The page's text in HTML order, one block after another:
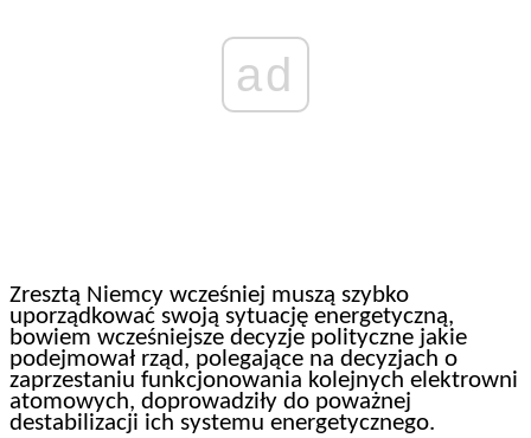
ad
Zresztą Niemcy wcześniej muszą szybko
uporządkować swoją sytuację energetyczną,
bowiem wcześniejsze decyzje polityczne jakie
podejmował rząd, polegające na decyzjach o
zaprzestaniu funkcjonowania kolejnych elektrowni
atomowych, doprowadziły do poważnej
destabilizacji ich systemu energetycznego.